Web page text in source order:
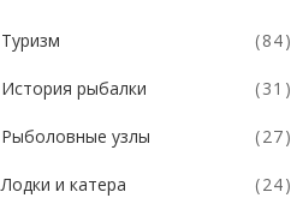
Туризм (84)
История рыбалки (31)
Рыболовные узлы (27)
Лодки и катера (24)